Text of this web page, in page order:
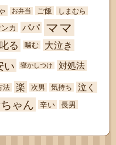
お弁当 ご飯 しまむら
カ パパ ママ
叱る 噛む 大泣き
い 寝かしつけ 対処法
法 楽 次男 気持ち 泣く
ゃん 辛い 長男